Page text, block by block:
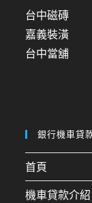
台中磁磚
嘉義裝潢
台中當舖
銀行機車貸
首頁
機車貸款介紹